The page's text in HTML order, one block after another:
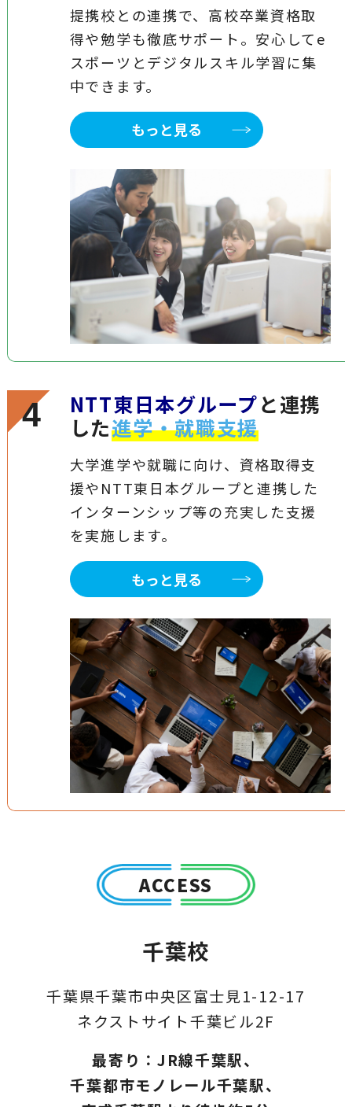
提携校との連携で、高校卒業資格取
得や勉学も徹底サポート。安心してe
スポーツとデジタルスキル学習に集
中できます。
もっと見る
4 NTT東日本グループと連携
した進学・就職支援
大学進学や就職に向け、資格取得支
援やNTT東日本グループと連携した
インターンシップ等の充実した支援
を実施します。
もっと見る
ACCESS
千葉校
千葉県千葉市中央区富士見1-12-17
ネクストサイト千葉ビル2F
最寄り： JR線千葉駅、
千葉都市モノレール千葉駅、